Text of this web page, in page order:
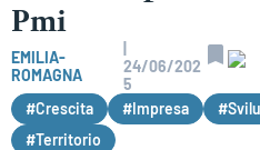
Pmi
EMILIA-
ROMAGNA
24/06/202
5
#Crescita
#Impresa
#Territorio